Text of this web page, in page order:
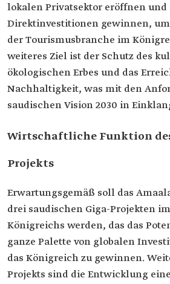
lokalen Privatsektor eröffnen und
Direktinvestitionen gewinnen,
der Tourismusbranche im
weiteres Ziel ist der Schutz des
ökologischen Erbes und das
Nachhaltigkeit, was mit den
saudischen Vision 2030 in
Wirtschaftliche Funktion
Projekts
Erwartungsgemäß soll das
drei saudischen Giga-Projekten
Königreichs werden, das das
ganze Palette von globalen
das Königreich zu gewinnen.
Projekts sind die Entwicklung